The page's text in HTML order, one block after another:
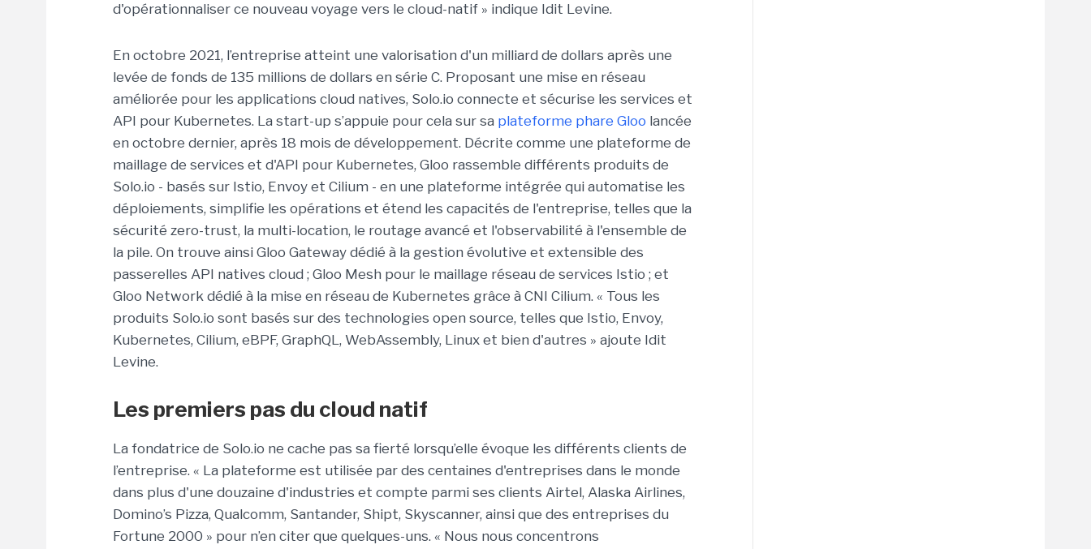
d'opérationnaliser ce nouveau voyage vers le cloud-natif » indique Idit Levine.
En octobre 2021, l’entreprise atteint une valorisation d'un milliard de dollars après une
levée de fonds de 135 millions de dollars en série C. Proposant une mise en réseau
améliorée pour les applications cloud natives, Solo.io connecte et sécurise les services et
API pour Kubernetes. La start-up s’appuie pour cela sur sa plateforme phare Gloo lancée
en octobre dernier, après 18 mois de développement. Décrite comme une plateforme de
maillage de services et d'API pour Kubernetes, Gloo rassemble différents produits de
Solo.io - basés sur Istio, Envoy et Cilium - en une plateforme intégrée qui automatise les
déploiements, simplifie les opérations et étend les capacités de l'entreprise, telles que la
sécurité zero-trust, la multi-location, le routage avancé et l'observabilité à l'ensemble de
la pile. On trouve ainsi Gloo Gateway dédié à la gestion évolutive et extensible des
passerelles API natives cloud ; Gloo Mesh pour le maillage réseau de services Istio ; et
Gloo Network dédié à la mise en réseau de Kubernetes grâce à CNI Cilium. « Tous les
produits Solo.io sont basés sur des technologies open source, telles que Istio, Envoy,
Kubernetes, Cilium, eBPF, GraphQL, WebAssembly, Linux et bien d'autres » ajoute Idit
Levine.
Les premiers pas du cloud natif
La fondatrice de Solo.io ne cache pas sa fierté lorsqu’elle évoque les différents clients de
l’entreprise. « La plateforme est utilisée par des centaines d'entreprises dans le monde
dans plus d'une douzaine d'industries et compte parmi ses clients Airtel, Alaska Airlines,
Domino’s Pizza, Qualcomm, Santander, Shipt, Skyscanner, ainsi que des entreprises du
Fortune 2000 » pour n’en citer que quelques-uns. « Nous nous concentrons